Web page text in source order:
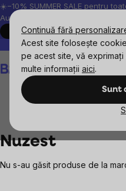
Continuă fără
Acest site folosește
pe acest site, vă
multe informații aici.
Sunt
Treci
la
conținut
☀️−10% SUMMER SALE pentru
August, 2026.
Peste 200.000 de recenzii
Nuzest
Nu s-au găsit produse de la